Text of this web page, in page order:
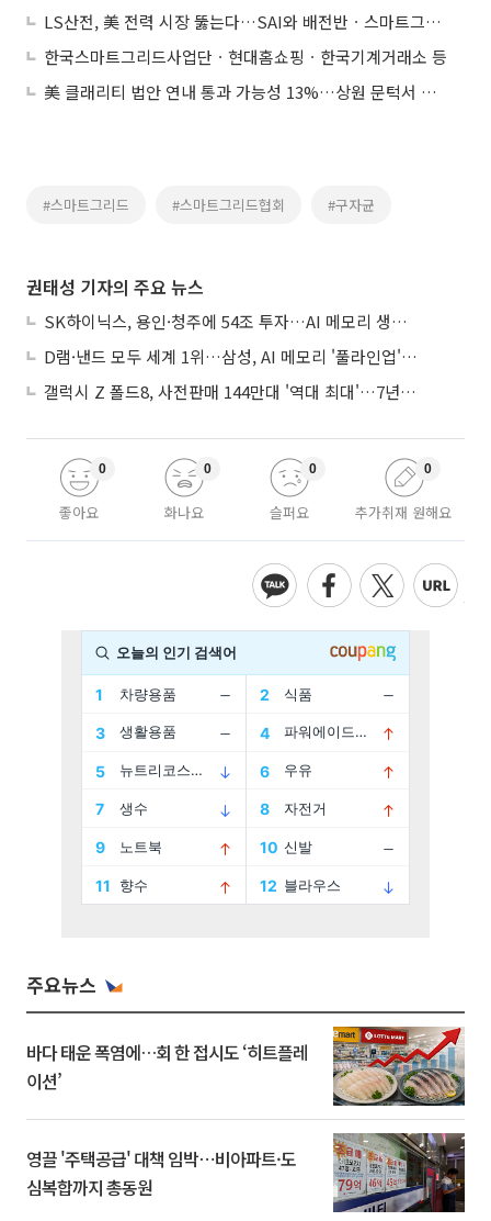
LS산전, 美 전력 시장 뚫는다…SAI와 배전반ㆍ스마트그리드 MOU 체결
한국스마트그리드사업단ㆍ현대홈쇼핑ㆍ한국기계거래소 등
美 클래리티 법안 연내 통과 가능성 13%…상원 문턱서 제동
#스마트그리드 #스마트그리드협회 #구자균
권태성 기자의 주요 뉴스
SK하이닉스, 용인·청주에 54조 투자…AI 메모리 생산기지 키운다
D램·낸드 모두 세계 1위…삼성, AI 메모리 '풀라인업'으로 승부
갤럭시 Z 폴드8, 사전판매 144만대 '역대 최대'…7년만에 갤노트10 기록 넘어
좋아요
0
화나요
0
슬퍼요
0
추가취재 원해요
0
주요뉴스
바다 태운 폭염에…회 한 접시도 ‘히트플레
이션’
영끌 '주택공급' 대책 임박⋯비아파트·도
심복합까지 총동원